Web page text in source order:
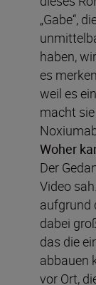
„Gabe“,
haben,
es
weil es
macht
Woher
Der
Video
aufgrund
dabei
das die
abbauen
vor Ort,